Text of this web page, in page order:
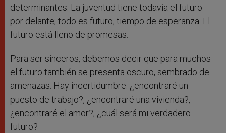
determinantes. La juventud tiene todavía el futuro
por delante; todo es futuro, tiempo de esperanza. El
futuro está lleno de promesas.
Para ser sinceros, debemos decir que para muchos
el futuro también se presenta oscuro, sembrado de
amenazas. Hay incertidumbre: ¿encontraré un
puesto de trabajo?, ¿encontraré una vivienda?,
¿encontraré el amor?, ¿cuál será mi verdadero
futuro?